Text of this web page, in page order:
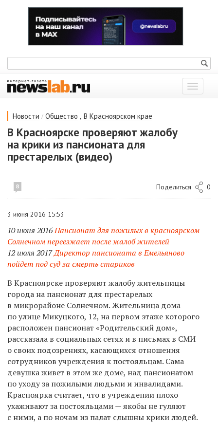
Показать
меню
Новости / Общество , В Красноярском крае
В Красноярске проверяют жалобу
на крики из пансионата для
престарелых (видео)
8 Поделиться 0
3 июня 2016 15:53
10 июня 2016Пансионат для пожилых в красноярском
Солнечном переезжает после жалоб жителей
12 июля 2017Директор пансионата в Емельяново
пойдет под суд за смерть стариков
В Красноярске проверяют жалобу жительницы
города на пансионат для престарелых
в микрорайоне Солнечном. Жительница дома
по улице Микуцкого, 12, на первом этаже которого
расположен пансионат «Родительский дом»,
рассказала в социальных сетях и в письмах в СМИ
о своих подозрениях, касающихся отношения
сотрудников учреждения к постояльцам. Сама
девушка живет в этом же доме, над пансионатом
по уходу за пожилыми людьми и инвалидами.
Красноярка считает, что в учреждении плохо
ухаживают за постояльцами — якобы не гуляют
с ними, а по ночам из палат слышны крики людей.